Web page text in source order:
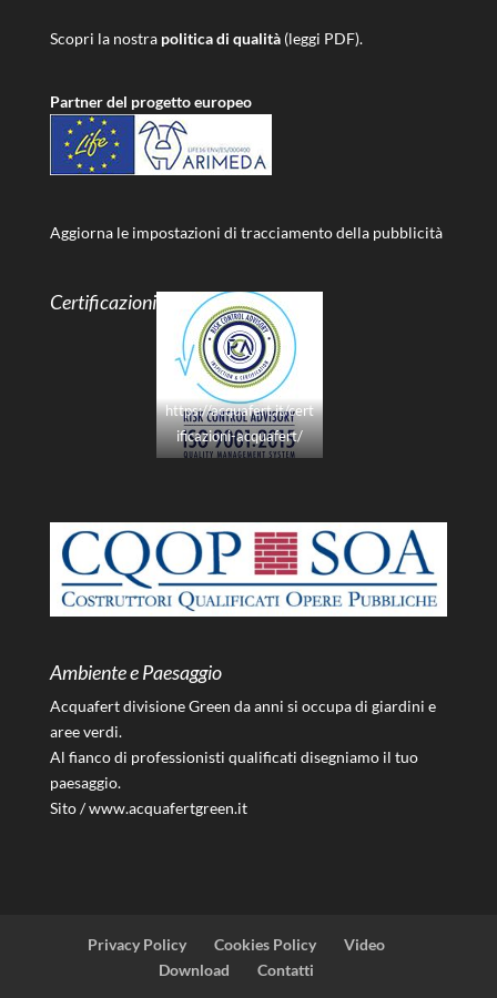
Scopri la nostra politica di qualità(leggi PDF).
Partner del progetto europeo
Aggiorna le impostazioni di tracciamento della pubblicità
Certificazioni
https://acquafert.it/cert
ificazioni-acquafert/
Ambiente e Paesaggio
Acquafert divisione Green da anni si occupa di giardini e
aree verdi.
Al fianco di professionisti qualificati disegniamo il tuo
paesaggio.
Sito /www.acquafertgreen.it
Privacy Policy Cookies Policy
Video
Download
Contatti